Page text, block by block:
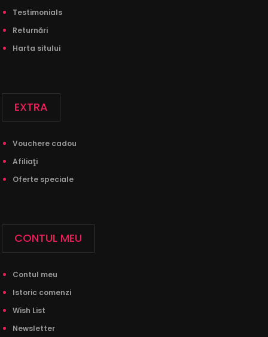
Testimonials
Returnări
Harta sitului
EXTRA
Vouchere cadou
Afiliaţi
Oferte speciale
CONTUL MEU
Contul meu
Istoric comenzi
Wish List
Newsletter